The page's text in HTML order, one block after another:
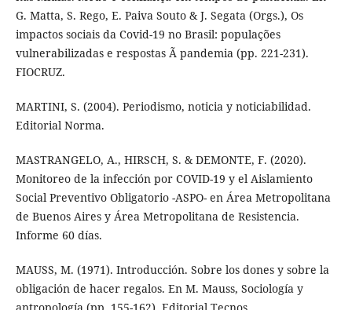
G. Matta, S. Rego, E. Paiva Souto & J. Segata (Orgs.), Os
impactos sociais da Covid-19 no Brasil: populações
vulnerabilizadas e respostas Ã pandemia (pp. 221-231).
FIOCRUZ.
MARTINI, S. (2004). Periodismo, noticia y noticiabilidad.
Editorial Norma.
MASTRANGELO, A., HIRSCH, S. & DEMONTE, F. (2020).
Monitoreo de la infección por COVID-19 y el Aislamiento
Social Preventivo Obligatorio -ASPO- en Área Metropolitana
de Buenos Aires y Área Metropolitana de Resistencia.
Informe 60 días.
MAUSS, M. (1971). Introducción. Sobre los dones y sobre la
obligación de hacer regalos. En M. Mauss, Sociología y